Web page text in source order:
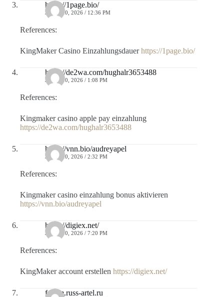
https://1page.bio/
JULIO 10, 2026 / 12:36 PM
References:
KingMaker Casino Einzahlungsdauerhttps://1page.bio/
https://de2wa.com/hughalr3653488
JULIO 10, 2026 / 1:08 PM
References:
Kingmaker casino apple pay einzahlung
https://de2wa.com/hughalr3653488
https://vnn.bio/audreyapel
JULIO 10, 2026 / 2:32 PM
References:
Kingmaker casino einzahlung bonus aktivieren
https://vnn.bio/audreyapel
https://digiex.net/
JULIO 10, 2026 / 7:20 PM
References:
KingMaker account erstellen https://digiex.net/
forum.russ-artel.ru